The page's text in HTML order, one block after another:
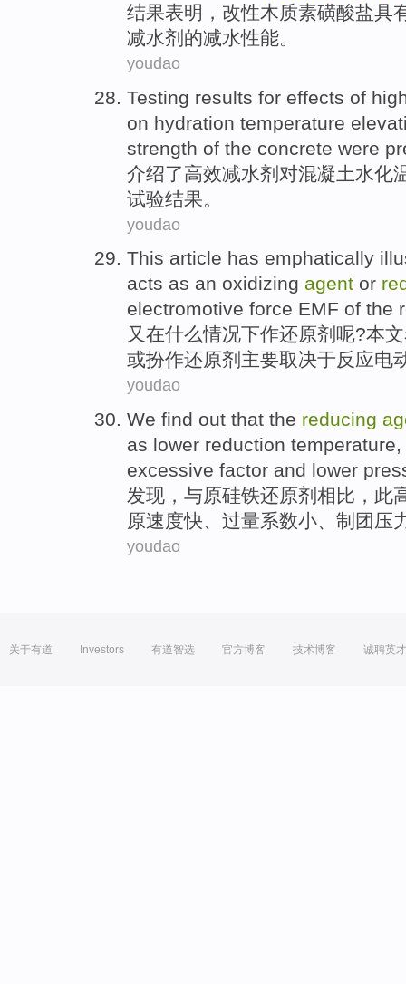
结果表明 ， 改性木质素磺酸盐具
减水剂的减水性能。
youdao
Testing results for effects of
on hydration temperature
strength of the concrete were
介绍了高效减水剂对混凝土水化
试验结果 。
youdao
This article has emphatically
acts as an oxidizing agent or
electromotive force EMF of the
又在什么情况下作还原剂 呢?本文
或扮作还原剂主要取决于反应电
youdao
We find out that the reducing
as lower reduction temperature,
excessive factor and lower
发现 ， 与原硅铁还原剂 相比，此
原速度快、 过量系数小、制团 压
youdao
关于有道 Investors 有道智选 官方博客 技术博客 诚聘英才